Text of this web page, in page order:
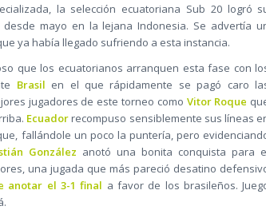
la selección ecuatoriana Sub 20 logró
mayo en la lejana Indonesia. Se advertía
ya había llegado sufriendo a esta instancia.
que los ecuatorianos arranquen esta fase con
Brasil en el que rápidamente se pagó caro
jugadores de este torneo como Vitor Roque
Ecuadorrecompuso sensiblemente sus líneas
fallándole un poco la puntería, pero
González anotó una bonita conquista para
una jugada que más pareció desatino
anotar el 3-1 final a favor de los brasileños.